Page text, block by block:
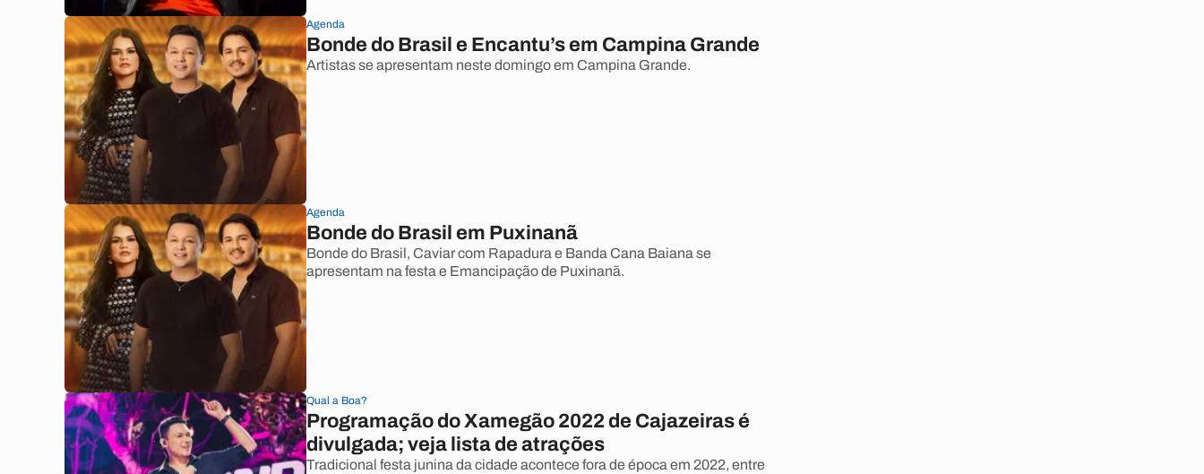
Agenda
Bonde do Brasil e Encantu’s em Campina Grande
Artistas se apresentam neste domingo em Campina Grande.
Agenda
Bonde do Brasil em Puxinanã
Bonde do Brasil, Caviar com Rapadura e Banda Cana Baiana se
apresentam na festa e Emancipação de Puxinanã.
Qual a Boa?
Programação do Xamegão 2022 de Cajazeiras é
divulgada; veja lista de atrações
Tradicional festa junina da cidade acontece fora de época em 2022, entre